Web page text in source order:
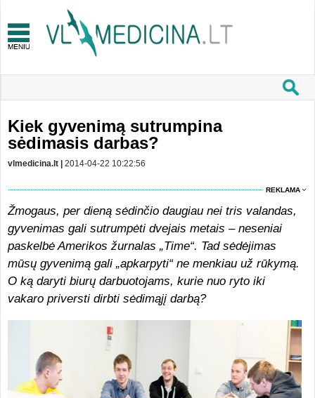
Kiek gyvenimą sutrumpina
sėdimasis darbas?
vlmedicina.lt | 2014-04-22 10:22:56
REKLAMA
Žmogaus, per dieną sėdinčio daugiau nei tris valandas,
gyvenimas gali sutrumpėti dvejais metais – neseniai
paskelbė Amerikos žurnalas „Time“. Tad sėdėjimas
mūsų gyvenimą gali „apkarpyti“ ne menkiau už rūkymą.
O ką daryti biurų darbuotojams, kurie nuo ryto iki
vakaro priversti dirbti sėdimąjį darbą?